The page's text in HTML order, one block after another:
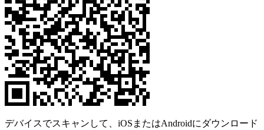
デバイスでスキャンして、iOSまたはAndroidにダウンロード